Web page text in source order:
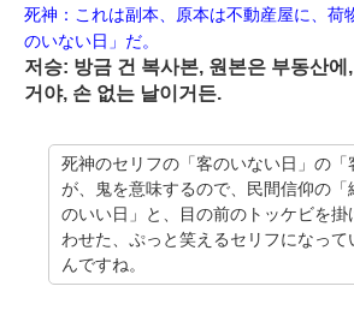
死神：これは副本、原本は不動産屋に、荷
のいない日」だ。
저승: 방금 건 복사본, 원본은 부동산
거야, 손 없는 날이거든.
死神のセリフの「客のいない日」の「
が、鬼を意味するので、民間信仰の「
のいい日」と、目の前のトッケビを掛
わせた、ぷっと笑えるセリフになって
んですね。